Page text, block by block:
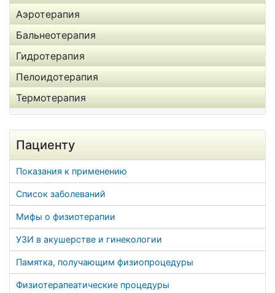
Аэротерапия
Бальнеотерапия
Гидротерапия
Пелоидотерапия
Термотерапия
Пациенту
Показания к применению
Список заболеваний
Мифы о физиотерапии
УЗИ в акушерстве и гинекологии
Памятка, получающим физиопроцедуры
Физиотерапеатические процедуры